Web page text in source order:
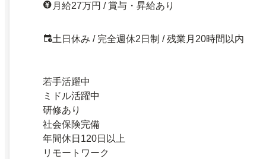
月給27万円 / 賞与・昇給あり
土日休み / 完全週休2日制 / 残業月20時間以内
若手活躍中
ミドル活躍中
研修あり
社会保険完備
年間休日120日以上
リモートワーク